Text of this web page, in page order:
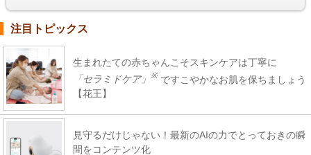
注目トピックス
生まれたての赤ちゃんこそスキンケアは丁寧に
「セラミドケア」
※ ですこやかなお肌を保ちましょう
【花王】
見守るだけじゃない！最新のAIの力でとっておきの瞬
間をコンテンツ化